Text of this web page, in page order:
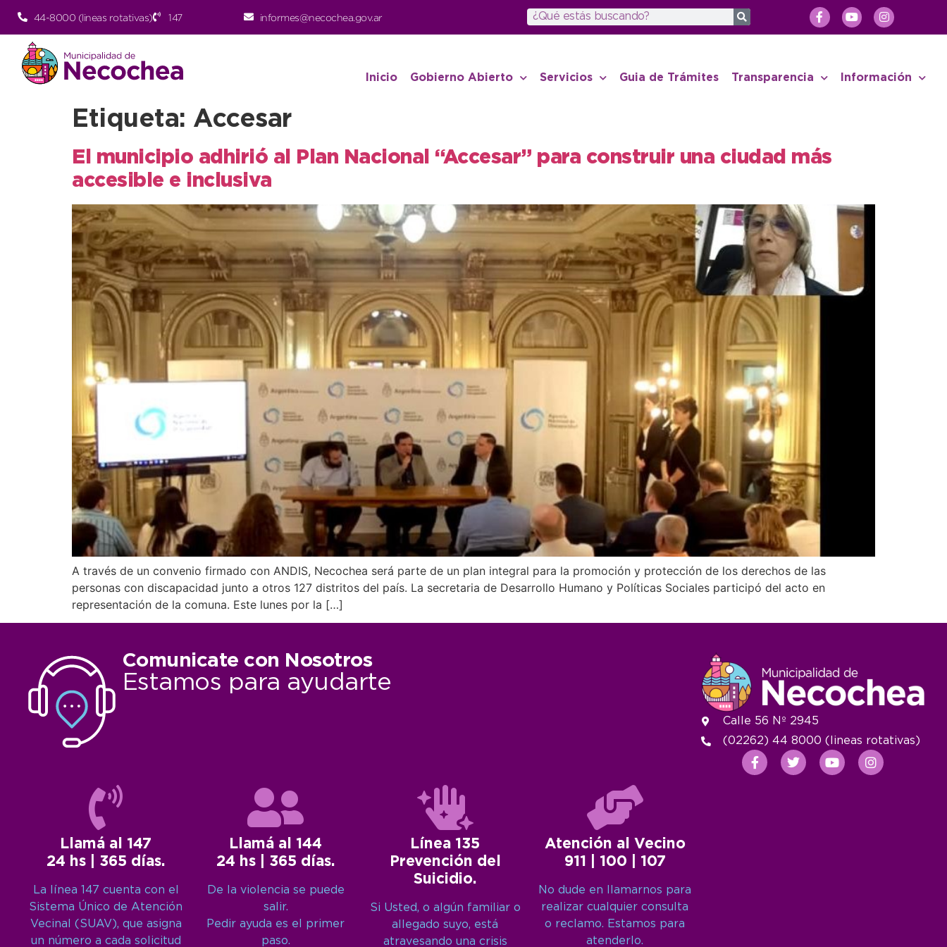
44-8000 (lineas rotativas) 147 informes@necochea.gov.ar
Inicio Gobierno Abierto Servicios Guia de Trámites Transparencia Información
Etiqueta: Accesar
El municipio adhirió al Plan Nacional “Accesar” para construir una ciudad más
accesible e inclusiva
A través de un convenio firmado con ANDIS, Necochea será parte de un plan integral para la promoción y protección de los derechos de las
personas con discapacidad junto a otros 127 distritos del país. La secretaria de Desarrollo Humano y Políticas Sociales participó del acto en
representación de la comuna. Este lunes por la […]
Comunicate con Nosotros
Estamos para ayudarte
Llamá al 147
24 hs | 365 días.
La línea 147 cuenta con el
Sistema Único de Atención
Vecinal (SUAV), que asigna
un número a cada solicitud
Llamá al 144
24 hs | 365 días.
De la violencia se puede
salir.
Pedir ayuda es el primer
paso.
Línea 135
Prevención del
Suicidio.
Si Usted, o algún familiar o
allegado suyo, está
atravesando una crisis
Atención al Vecino
911 | 100 | 107
No dude en llamarnos para
realizar cualquier consulta
o reclamo. Estamos para
atenderlo.
Calle 56 Nº 2945
(02262) 44 8000 (lineas rotativas)